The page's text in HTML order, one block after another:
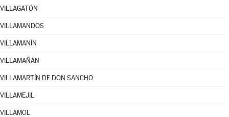
VILLAGATÓN
VILLAMANDOS
VILLAMANÍN
VILLAMAÑÁN
VILLAMARTÍN DE DON SANCHO
VILLAMEJIL
VILLAMOL